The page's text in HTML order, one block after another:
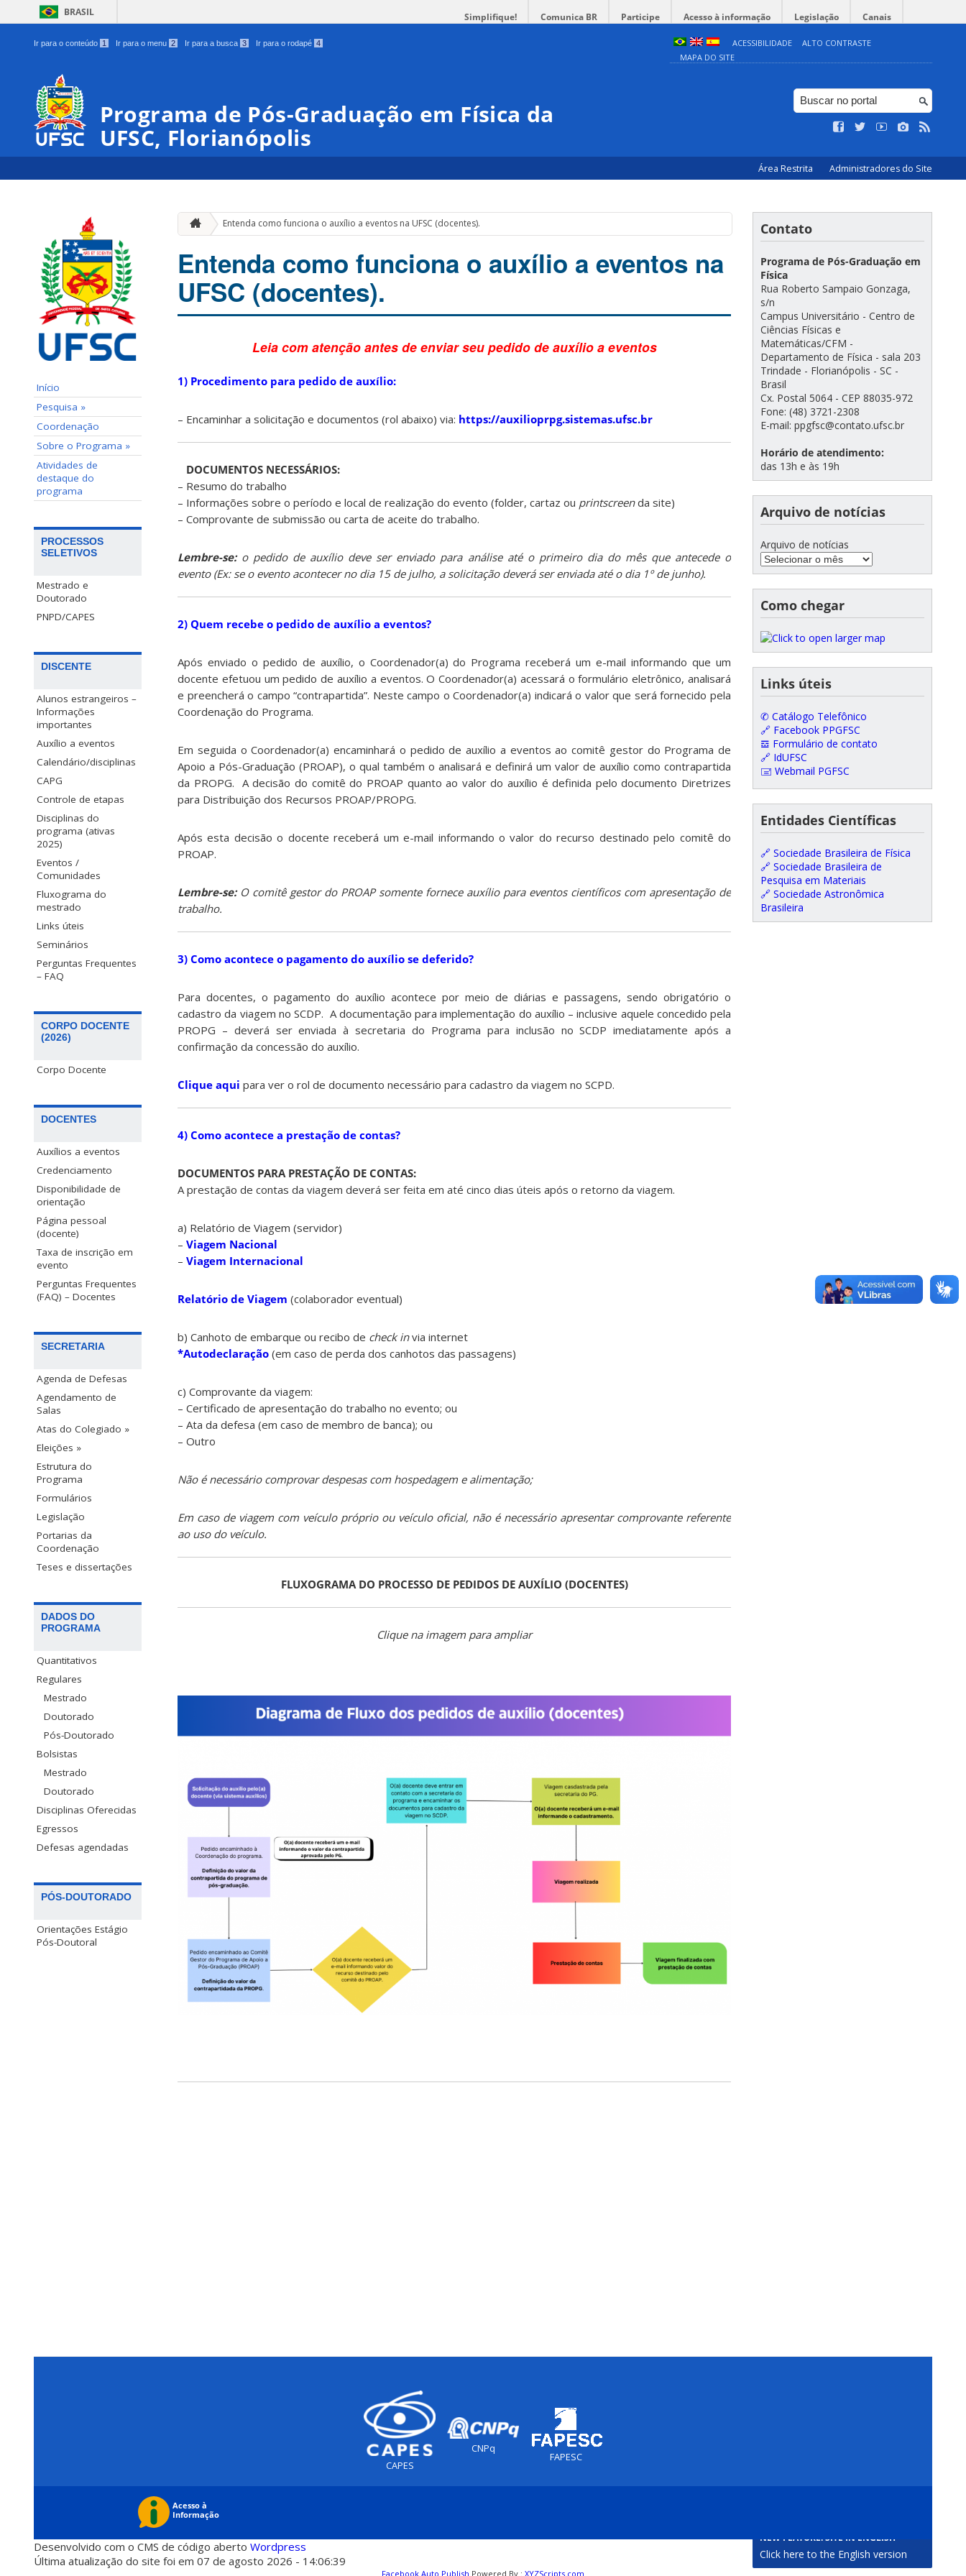
BRASIL Simplifique! Comunica BR Participe Acesso à informação Legislação Canais
Ir para o conteúdo 1 Ir para o menu 2 Ir para a busca 3 Ir para o rodapé 4 ACESSIBILIDADE
ALTO CONTRASTE
MAPA DO SITE
Programa de Pós-Graduação em Física da
UFSC, Florianópolis
Área Restrita Administradores do Site
Início
Pesquisa »
Coordenação
Sobre o Programa »
Atividades de
destaque do
programa
PROCESSOS
SELETIVOS
Mestrado e
Doutorado
PNPD/CAPES
DISCENTE
Alunos estrangeiros –
Informações
importantes
Auxílio a eventos
Calendário/disciplinas
CAPG
Controle de etapas
Disciplinas do
programa (ativas
2025)
Eventos /
Comunidades
Fluxograma do
mestrado
Links úteis
Seminários
Perguntas Frequentes
– FAQ
CORPO DOCENTE
(2026)
Corpo Docente
DOCENTES
Auxílios a eventos
Credenciamento
Disponibilidade de
orientação
Página pessoal
(docente)
Taxa de inscrição em
evento
Perguntas Frequentes
(FAQ) – Docentes
SECRETARIA
Agenda de Defesas
Agendamento de
Salas
Atas do Colegiado »
Eleições »
Estrutura do
Programa
Formulários
Legislação
Portarias da
Coordenação
Teses e dissertações
DADOS DO
PROGRAMA
Quantitativos
Regulares
Mestrado
Doutorado
Pós-Doutorado
Bolsistas
Mestrado
Doutorado
Disciplinas Oferecidas
Egressos
Defesas agendadas
PÓS-DOUTORADO
Orientações Estágio
Pós-Doutoral
Entenda como funciona o auxílio a eventos na UFSC (docentes).
Entenda como funciona o auxílio a eventos na
UFSC (docentes).
Leia com atenção antes de enviar seu pedido de auxílio a eventos
1) Procedimento para pedido de auxílio:
– Encaminhar a solicitação e documentos (rol abaixo) via: https://auxilioprpg.sistemas.ufsc.br
DOCUMENTOS NECESSÁRIOS:
– Resumo do trabalho
– Informações sobre o período e local de realização do evento (folder, cartaz ou printscreenda site)
– Comprovante de submissão ou carta de aceite do trabalho.
Lembre-se:o pedido de auxílio deve ser enviado para análise até o primeiro dia do mês que antecede o
evento (Ex: se o evento acontecer no dia 15 de julho, a solicitação deverá ser enviada até o dia 1º de junho).
2) Quem recebe o pedido de auxílio a eventos?
Após enviado o pedido de auxílio, o Coordenador(a) do Programa receberá um e-mail informando que um
docente efetuou um pedido de auxílio a eventos. O Coordenador(a) acessará o formulário eletrônico, analisará
e preencherá o campo “contrapartida”. Neste campo o Coordenador(a) indicará o valor que será fornecido pela
Coordenação do Programa.
Em seguida o Coordenador(a) encaminhará o pedido de auxílio a eventos ao comitê gestor do Programa de
Apoio a Pós-Graduação (PROAP), o qual também o analisará e definirá um valor de auxílio como contrapartida
da PROPG. A decisão do comitê do PROAP quanto ao valor do auxílio é definida pelo documento Diretrizes
para Distribuição dos Recursos PROAP/PROPG.
Após esta decisão o docente receberá um e-mail informando o valor do recurso destinado pelo comitê do
PROAP.
Lembre-se:O comitê gestor do PROAP somente fornece auxílio para eventos científicos com apresentação de
trabalho.
3) Como acontece o pagamento do auxílio se deferido?
Para docentes, o pagamento do auxílio acontece por meio de diárias e passagens, sendo obrigatório o
cadastro da viagem no SCDP. A documentação para implementação do auxílio – inclusive aquele concedido pela
PROPG – deverá ser enviada à secretaria do Programa para inclusão no SCDP imediatamente após a
confirmação da concessão do auxílio.
Clique aqui para ver o rol de documento necessário para cadastro da viagem no SCPD.
4) Como acontece a prestação de contas?
DOCUMENTOS PARA PRESTAÇÃO DE CONTAS:
A prestação de contas da viagem deverá ser feita em até cinco dias úteis após o retorno da viagem.
a) Relatório de Viagem (servidor)
– Viagem Nacional
– Viagem Internacional
Relatório de Viagem (colaborador eventual)
b) Canhoto de embarque ou recibo de check invia internet
*Autodeclaração (em caso de perda dos canhotos das passagens)
c) Comprovante da viagem:
– Certificado de apresentação do trabalho no evento; ou
– Ata da defesa (em caso de membro de banca); ou
– Outro
Não é necessário comprovar despesas com hospedagem e alimentação;
Em caso de viagem com veículo próprio ou veículo oficial, não é necessário apresentar comprovante referente
ao uso do veículo.
FLUXOGRAMA DO PROCESSO DE PEDIDOS DE AUXÍLIO (DOCENTES)
Clique na imagem para ampliar
NEW FEATURE: SITE IN ENGLISH
Click here to the English version
Contato
Programa de Pós-Graduação em
Física
Rua Roberto Sampaio Gonzaga,
s/n
Campus Universitário - Centro de
Ciências Físicas e
Matemáticas/CFM -
Departamento de Física - sala 203
Trindade - Florianópolis - SC -
Brasil
Cx. Postal 5064 - CEP 88035-972
Fone: (48) 3721-2308
E-mail: ppgfsc@contato.ufsc.br
Horário de atendimento:
das 13h e às 19h
Arquivo de notícias
Arquivo de notícias
Como chegar
Links úteis
✆ Catálogo Telefônico
🔗 Facebook PPGFSC
𝌕 Formulário de contato
🔗 IdUFSC
🖃 Webmail PGFSC
Entidades Científicas
🔗 Sociedade Brasileira de Física
🔗 Sociedade Brasileira de
Pesquisa em Materiais
🔗 Sociedade Astronômica
Brasileira
CAPES
CNPq
FAPESC
Desenvolvido com o CMS de código aberto Wordpress
Última atualização do site foi em 07 de agosto 2026 - 14:06:39
Facebook Auto Publish Powered By : XYZScripts.com